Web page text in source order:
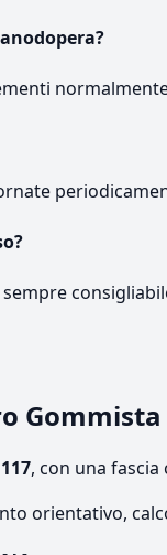
Gommista
, con una
orientativo,